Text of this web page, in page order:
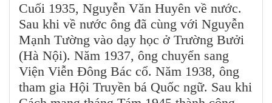
Cuối 1935, Nguyễn Văn Huyên về nước.
Sau khi về nước ông đã cùng với Nguyễn
Mạnh Tường vào dạy học ở Trường Bưởi
(Hà Nội). Năm 1937, ông chuyển sang
Viện Viễn Đông Bác cổ. Năm 1938, ông
tham gia Hội Truyền bá Quốc ngữ. Sau khi